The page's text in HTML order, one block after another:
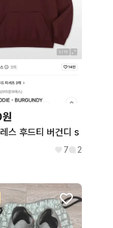
스 후드티 버건디 s
7 2